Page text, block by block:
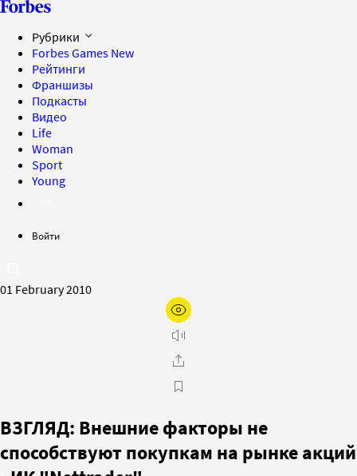
Рубрики
Forbes Games New
Рейтинги
Франшизы
Подкасты
Видео
Life
Woman
Sport
Young
Войти
01 February 2010
ВЗГЛЯД: Внешние факторы не
способствуют покупкам на рынке акций